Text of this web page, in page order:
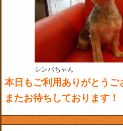
シンバちゃん
本日もご利用ありがとう
またお待ちしております！